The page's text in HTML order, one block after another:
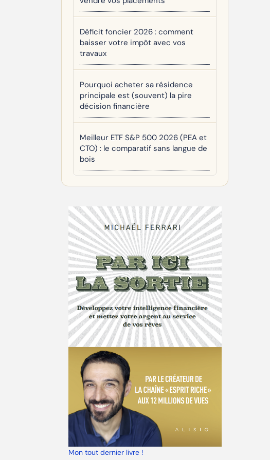
Déficit foncier 2026 : comment
baisser votre impôt avec vos
travaux
Pourquoi acheter sa résidence
principale est (souvent) la pire
décision financière
Meilleur ETF S&P 500 2026 (PEA et
CTO) : le comparatif sans langue de
bois
Mon tout dernier livre !